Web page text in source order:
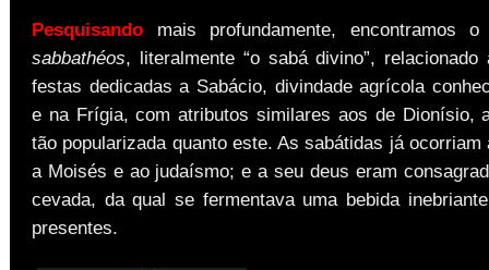
Pesquisando mais profundamente, encontramos
sabbathéos, literalmente “o sabá divino”, relacionado
festas dedicadas a Sabácio, divindade agrícola
e na Frígia, com atributos similares aos de Dionísio,
tão popularizada quanto este. As sabátidas já ocorriam
a Moisés e ao judaísmo; e a seu deus eram
cevada, da qual se fermentava uma bebida
presentes.